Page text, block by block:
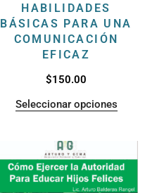
HABILIDADES
BÁSICAS PARA UNA
COMUNICACIÓN
EFICAZ
$150.00
Seleccionar opciones